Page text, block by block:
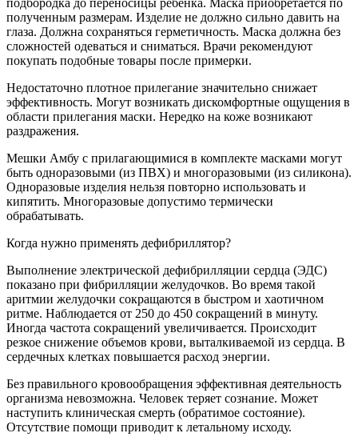
полученным размерам. Изделие не должно сильно давить на
глаза. Должна сохраняться герметичность. Маска должна без
сложностей одеваться и сниматься. Врачи рекомендуют
покупать подобные товары после примерки.
Недостаточно плотное прилегание значительно снижает
эффективность. Могут возникать дискомфортные ощущения в
области прилегания маски. Нередко на коже возникают
раздражения.
Мешки Амбу с прилагающимися в комплекте масками могут
быть одноразовыми (из ПВХ) и многоразовыми (из силикона).
Одноразовые изделия нельзя повторно использовать и
кипятить. Многоразовые допустимо термически
обрабатывать.
Когда нужно применять дефибриллятор?
Выполнение электрической дефибрилляции сердца (ЭДС)
показано при фибрилляции желудочков. Во время такой
аритмии желудочки сокращаются в быстром и хаотичном
ритме. Наблюдается от 250 до 450 сокращений в минуту.
Иногда частота сокращений увеличивается. Происходит
резкое снижение объемов крови, выталкиваемой из сердца. В
сердечных клетках повышается расход энергии.
Без правильного кровообращения эффективная деятельность
организма невозможна. Человек теряет сознание. Может
наступить клиническая смерть (обратимое состояние).
Отсутствие помощи приводит к летальному исходу.